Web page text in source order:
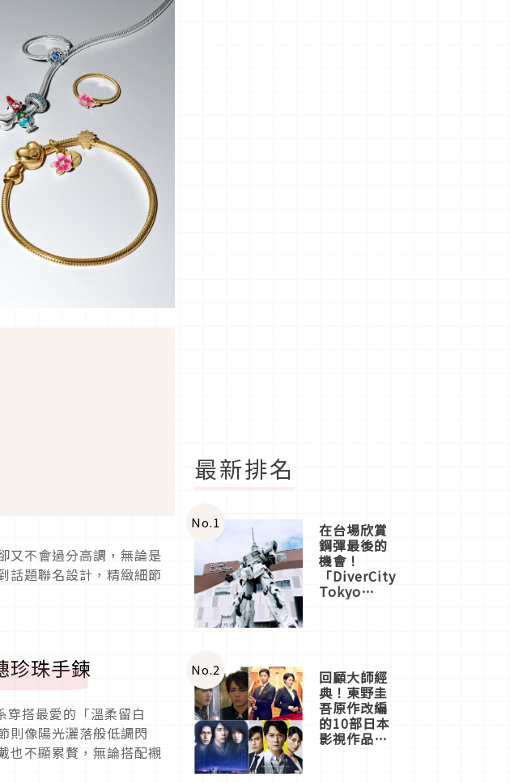
又不會過分高調，無論是
話題聯名設計，精緻細節
珠手鍊
搭最愛的「溫柔留白
則像陽光灑落般低調閃
也不顯累贅，無論搭配襯
最新排名
No.1 在台場欣賞
鋼彈最後的
機會！
「DiverCity
Tokyo
體驗
No.2 回顧大師經
典！東野圭
吾原作改編
的10部日本
影視作品推